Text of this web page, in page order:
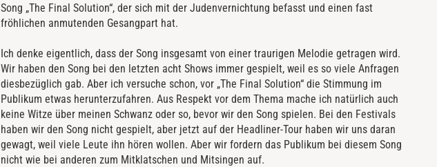
Song „The Final Solution“, der sich mit der Judenvernichtung befasst und einen fast
fröhlichen anmutenden Gesangpart hat.
Ich denke eigentlich, dass der Song insgesamt von einer traurigen Melodie getragen wird.
Wir haben den Song bei den letzten acht Shows immer gespielt, weil es so viele Anfragen
diesbezüglich gab. Aber ich versuche schon, vor „The Final Solution“ die Stimmung im
Publikum etwas herunterzufahren. Aus Respekt vor dem Thema mache ich natürlich auch
keine Witze über meinen Schwanz oder so, bevor wir den Song spielen. Bei den Festivals
haben wir den Song nicht gespielt, aber jetzt auf der Headliner-Tour haben wir uns daran
gewagt, weil viele Leute ihn hören wollen. Aber wir fordern das Publikum bei diesem Song
nicht wie bei anderen zum Mitklatschen und Mitsingen auf.